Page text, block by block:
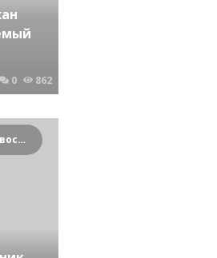
0 862
Криминальные новости Новосибирска и Сибирского региона